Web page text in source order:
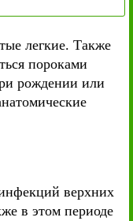
легкие. Также
пороками
рождении или
верхних
в этом периоде